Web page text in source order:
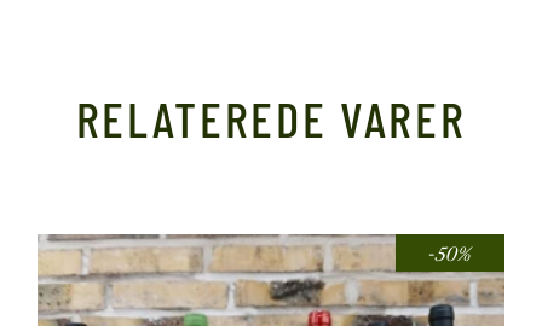
RELATEREDE VARER
-50%